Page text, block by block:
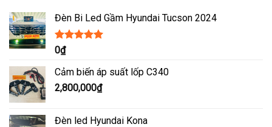
Đèn Bi Led Gầm Hyundai Tucson 2024
Được xếp
hạng
sao
0₫
Cảm biến áp suất lốp C340
2,800,000₫
Đèn led Hyundai Kona